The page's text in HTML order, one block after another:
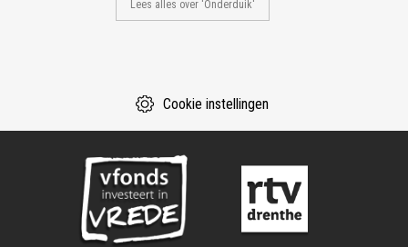
Lees alles over 'Onderduik'
Cookie instellingen